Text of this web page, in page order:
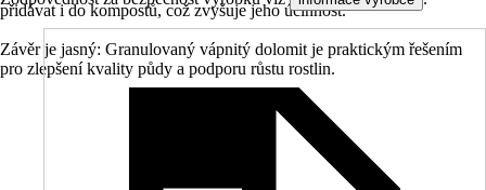
přidávat i do kompostů, což zvyšuje jeho účinnost.
Závěr je jasný: Granulovaný vápnitý dolomit je praktickým řešením
pro zlepšení kvality půdy a podporu růstu rostlin.